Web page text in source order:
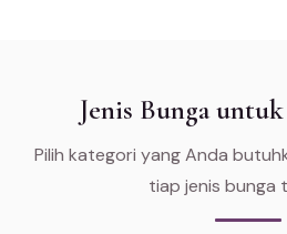
Jenis Bunga
Pilih kategori yang Anda
tiap jenis bunga